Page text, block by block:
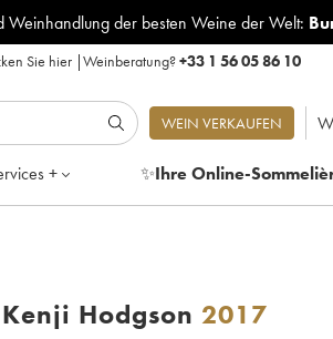
Weinhandlung der besten Weine der Welt:
Sie hier|Weinberatung?+33 1 56 05 86 10
WEIN VERKAUFEN
+ ✨Ihre Online-
Hodgson 2017